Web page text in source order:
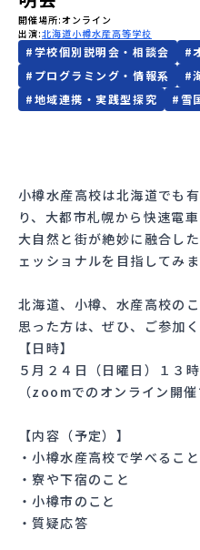
開催場所 オンライン
出演 北海道小樽水産高等学校
#学校個別説明会・相談会 #
# プログラミング・情報系 #
#地域連携・実践型探究 #雪
小樽水産高校は北海道でも
り、大都市札幌から快速電
大自然と街が絶妙に融合し
ェッショナルを目指してみ
北海道、小樽、水産高校の
思った方は、ぜひ、ご参加く
【日時】
５月２４日（日曜日）１３
（zoomでのオンライン開催
【内容（予定）】
・小樽水産高校で学べること
・寮や下宿のこと
・小樽市のこと
・質疑応答